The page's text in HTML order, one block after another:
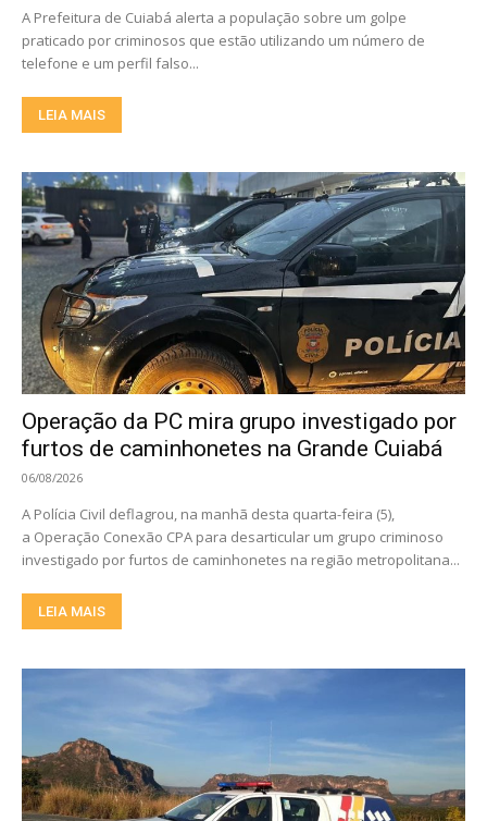
A Prefeitura de Cuiabá alerta a população sobre um golpe
praticado por criminosos que estão utilizando um número de
telefone e um perfil falso...
LEIA MAIS
Operação da PC mira grupo investigado por
furtos de caminhonetes na Grande Cuiabá
06/08/2026
A Polícia Civil deflagrou, na manhã desta quarta-feira (5),
a Operação Conexão CPA para desarticular um grupo criminoso
investigado por furtos de caminhonetes na região metropolitana...
LEIA MAIS